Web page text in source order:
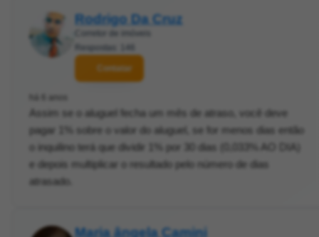
Rodrigo Da Cruz
Contatar
Assim se o aluguel fecha um mês de atraso, você deve
pagar 1% sobre o valor do aluguel, se for menos dias então
o inquilino terá que dividir 1% por 30 dias (0,033% AO DIA)
e depois multiplicar o resultado pelo número de dias
atrasado.
Maria ângela Camini